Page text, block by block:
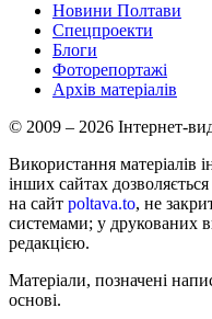
Новини Полтави
Спецпроекти
Блоги
Фоторепортажі
Архів матеріалів
© 2009 – 2026 Інтернет-
Використання матеріалів
інших сайтах
на сайт poltava.to, не
системами; у друкованих
редакцією.
Матеріали, позначені
основі.